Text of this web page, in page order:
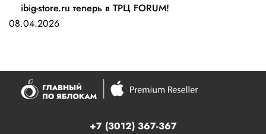
ibig-store.ru теперь в ТРЦ FORUM!
08.04.2026
+7 (3012) 367-367